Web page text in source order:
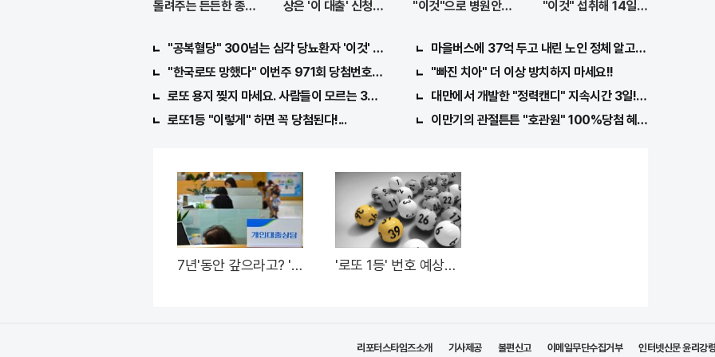
돌려주는 든든한 종신
상은 '이 대출' 신청해
"이것"으로 병원안가
"이것" 섭취해 14일만
"공복혈당" 300넘는 심각 당뇨환자 '이것' 먹자마자..바로
"한국로또 망했다" 이번주 971회 당첨번호 6자리 모두 유출...관계자 실수로 "비상"!
로또 용지 찢지 마세요. 사람들이 모르는 3가지!!
로또1등 "이렇게" 하면 꼭 당첨된다!...
마을버스에 37억 두고 내린 노인 정체 알고보니..!
"빠진 치아" 더 이상 방치하지 마세요!!
대만에서 개발한 "정력캔디" 지속시간 3일! 충격!
이만기의 관절튼튼 "호관원" 100%당첨 혜택 난리나!!
7년'동안 갚으라고? '초
'로또 1등' 번호 예상해
리포터스타임즈소개 기사제공 불편신고 이메일무단수집거부 인터넷신문 윤리강령